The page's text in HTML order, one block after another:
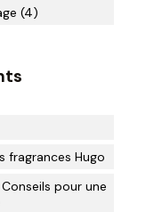
(4)
fragrances Hugo
pour une